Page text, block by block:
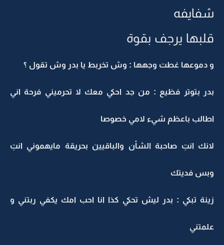
شفايفه
قلبها يرجف بقوة
و دموعها غطت وجهها : وش تخربط يا بدر وش تقول ؟
بدر بتوتر فظيع : من جد احكي معك لا تحرميني فرحة اني
اطالب باعظم شيء لامي خصوصا
لانك انتِ صاحبة الشأن والباقيين بحريقة مايهموني انتِ
وبس فديتك
زينة تبكي : بدر ليش تحكي كذا انا احب امك يكفي ربتني و
علمتني